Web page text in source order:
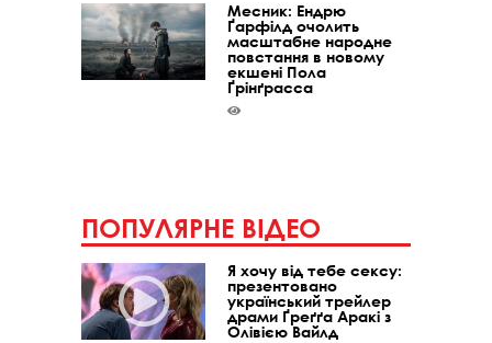
Месник: Ендрю
Ґарфілд очолить
масштабне народне
повстання в новому
екшені Пола
Ґрінґрасса
ПОПУЛЯРНЕ ВІДЕО
Я хочу від тебе сексу:
презентовано
український трейлер
драми Ґреґґа Аракі з
Олівією Вайлд